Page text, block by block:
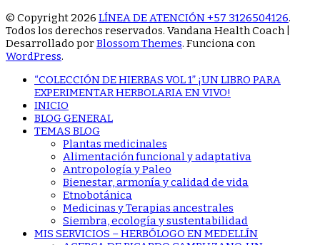
© Copyright 2026 LÍNEA DE ATENCIÓN +57 3126504126.
Todos los derechos reservados. Vandana Health Coach |
Desarrollado porBlossom Themes. Funciona con
WordPress.
“COLECCIÓN DE HIERBAS VOL 1” ¡UN LIBRO PARA
EXPERIMENTAR HERBOLARIA EN VIVO!
INICIO
BLOG GENERAL
TEMAS BLOG
Plantas medicinales
Alimentación funcional y adaptativa
Antropología y Paleo
Bienestar, armonía y calidad de vida
Etnobotánica
Medicinas y Terapias ancestrales
Siembra, ecología y sustentabilidad
MIS SERVICIOS – HERBÓLOGO EN MEDELLÍN